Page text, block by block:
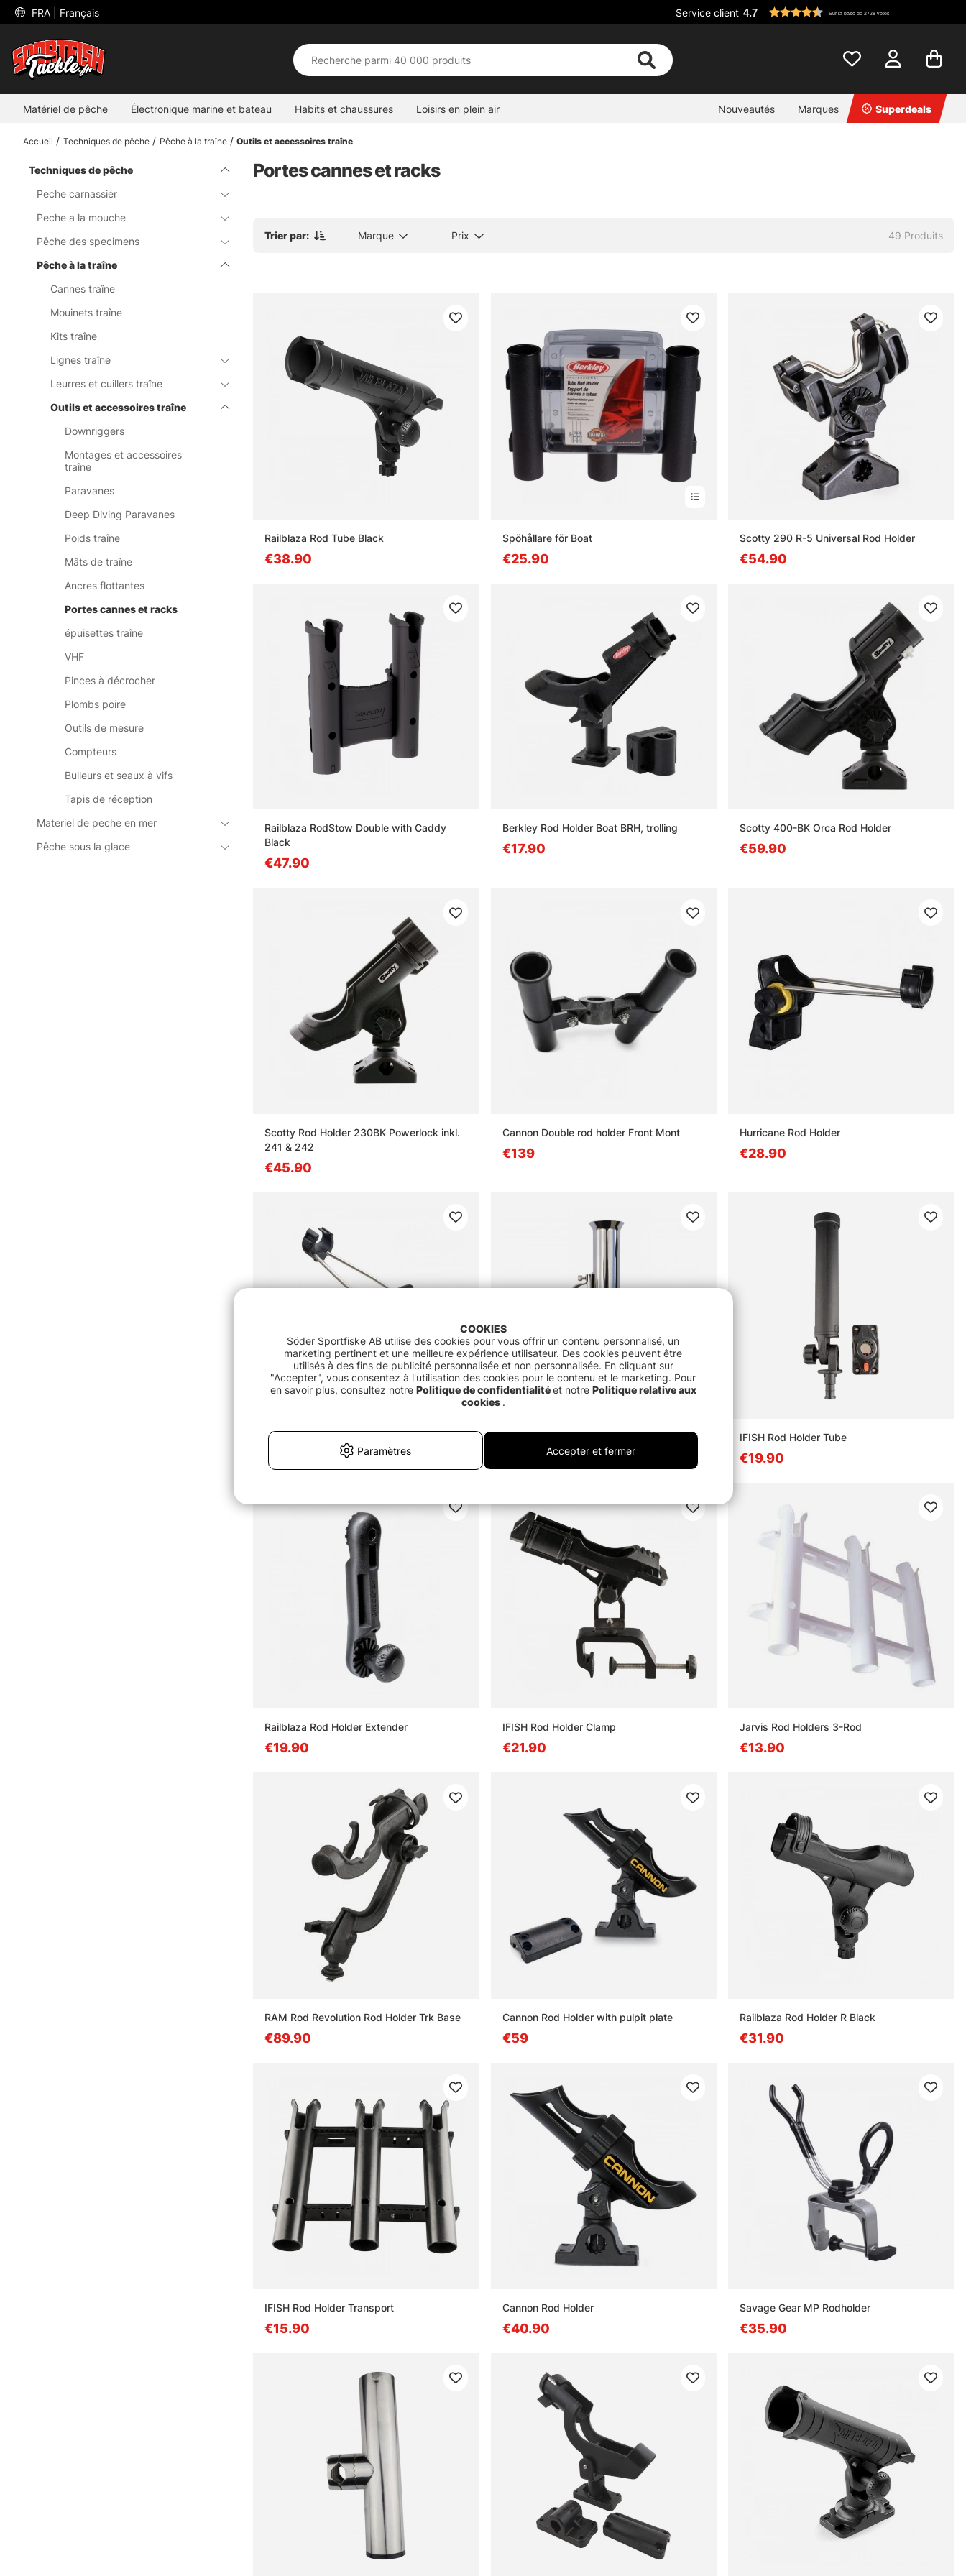
FRA | Français Service client 4.7 Sur la base de 2728 votes
Matériel de pêche Électronique marine et bateau Habits et chaussures Loisirs en plein air Nouveautés Marques Superdeals
Accueil Techniques de pêche Pêche à la traîne Outils et accessoires traîne
Techniques de pêche
Peche carnassier
Peche a la mouche
Pêche des specimens
Pêche à la traîne
Cannes traîne
Mouinets traîne
Kits traîne
Lignes traîne
Leurres et cuillers traîne
Outils et accessoires traîne
Downriggers
Montages et accessoires
traîne
Paravanes
Deep Diving Paravanes
Poids traîne
Mâts de traîne
Ancres flottantes
Portes cannes et racks
épuisettes traîne
VHF
Pinces à décrocher
Plombs poire
Outils de mesure
Compteurs
Bulleurs et seaux à vifs
Tapis de réception
Materiel de peche en mer
Pêche sous la glace
Portes cannes et racks
Trier par: Marque Prix 49 Produits
Railblaza Rod Tube Black
€38.90
Spöhållare för Boat
€25.90
Scotty 290 R-5 Universal Rod Holder
€54.90
Railblaza RodStow Double with Caddy
Black
€47.90
Berkley Rod Holder Boat BRH, trolling
€17.90
Scotty 400-BK Orca Rod Holder
€59.90
Scotty Rod Holder 230BK Powerlock inkl.
241 & 242
€45.90
Cannon Double rod holder Front Mont
€139
Hurricane Rod Holder
€28.90
Heavy Strike Rod Holder
€19.90
IFISH Rod Holder Tube
€19.90
Railblaza Rod Holder Extender
€19.90
IFISH Rod Holder Clamp
€21.90
Jarvis Rod Holders 3-Rod
€13.90
RAM Rod Revolution Rod Holder Trk Base
€89.90
Cannon Rod Holder with pulpit plate
€59
Railblaza Rod Holder R Black
€31.90
IFISH Rod Holder Transport
€15.90
Cannon Rod Holder
€40.90
Savage Gear MP Rodholder
€35.90
COOKIES
Söder Sportfiske AB utilise des cookies pour vous offrir un contenu personnalisé, un
marketing pertinent et une meilleure expérience utilisateur. Des cookies peuvent être
utilisés à des fins de publicité personnalisée et non personnalisée. En cliquant sur
"Accepter", vous consentez à l'utilisation des cookies pour le contenu et le marketing. Pour
en savoir plus, consultez notre Politique de confidentialitéet notre Politique relative aux
cookies .
Paramètres Accepter et fermer